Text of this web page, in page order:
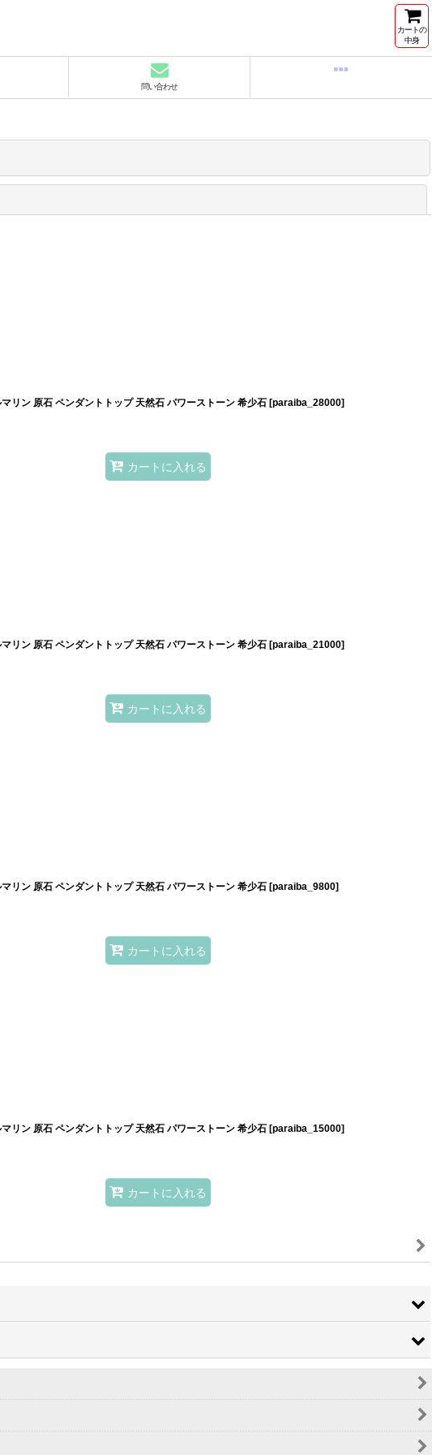
カートの
中身
問い合わせ
マリン 原石 ペンダントトップ 天然石 パワーストーン 希少石 [paraiba_28000]
カートに入れる
マリン 原石 ペンダントトップ 天然石 パワーストーン 希少石 [paraiba_21000]
カートに入れる
マリン 原石 ペンダントトップ 天然石 パワーストーン 希少石 [paraiba_9800]
カートに入れる
マリン 原石 ペンダントトップ 天然石 パワーストーン 希少石 [paraiba_15000]
カートに入れる